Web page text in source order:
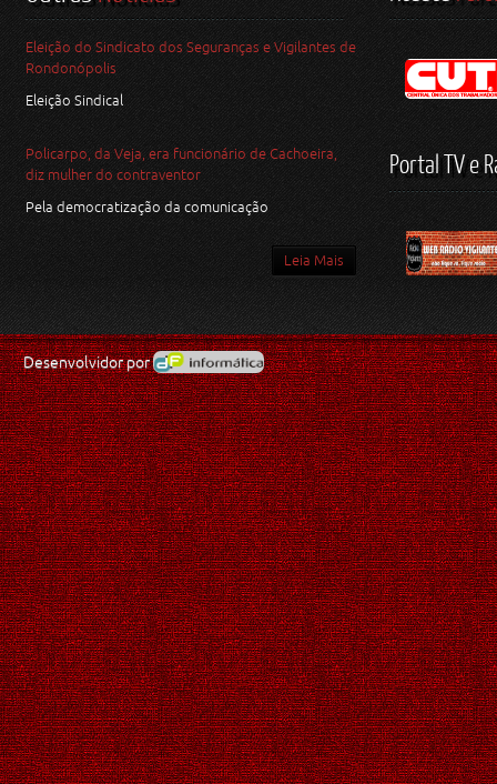
Eleição do Sindicato dos Seguranças e Vigilantes de
Rondonópolis
Eleição Sindical
Policarpo, da Veja, era funcionário de Cachoeira,
diz mulher do contraventor
Pela democratização da comunicação
Leia Mais
Portal TV e
Desenvolvidor por